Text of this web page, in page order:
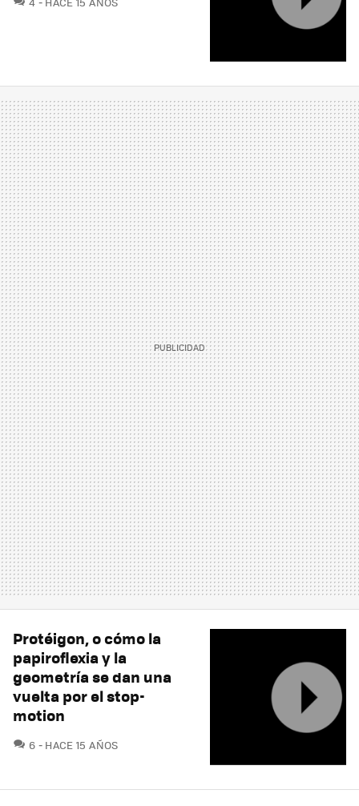
Protéigon, o cómo la
papiroflexia y la
geometría se dan una
vuelta por el stop-
motion
6 COMENTARIOS
HACE 15 AÑOS